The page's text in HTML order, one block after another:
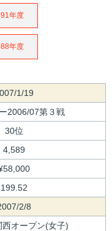
年度
年度
1/19
2006/07第３戦
30位
4,589
199.52
2/8
オープン(女子)